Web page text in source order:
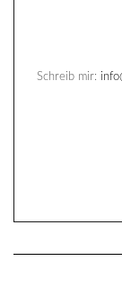
Schreib mir: